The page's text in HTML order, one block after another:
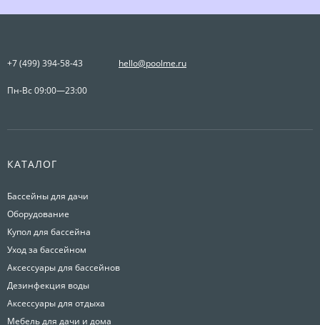
+7 (499) 394-58-43 hello@poolme.ru
Пн-Вс 09:00—23:00
КАТАЛОГ
Бассейны для дачи
Оборудование
Купол для бассейна
Уход за бассейном
Аксессуары для бассейнов
Дезинфекция воды
Аксессуары для отдыха
Мебель для дачи и дома